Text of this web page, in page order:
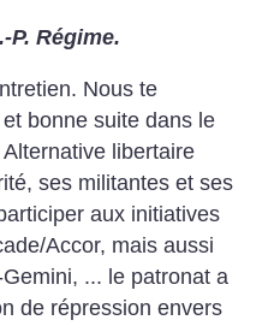
Régime.
Nous te
bonne suite dans le
libertaire
ses militantes et ses
aux initiatives
Accor, mais aussi
... le patronat a
de répression envers